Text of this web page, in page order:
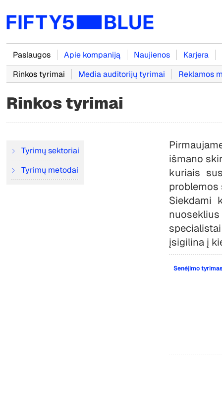
Paslaugos Apie kompaniją Naujienos
Karjera
Rinkos tyrimai
Media auditorijų tyrimai Reklamos
Rinkos tyrimai
Tyrimų sektoriai
Tyrimų metodai
išmano
kuriais
problemos
Siekdami
įsigilina į
Senėjimo